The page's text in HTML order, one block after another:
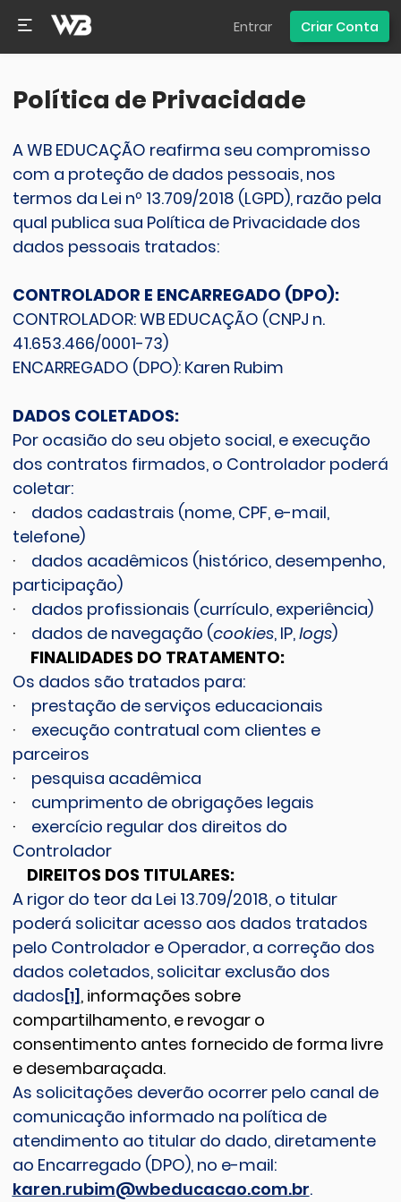
Entrar Criar Conta
Política de Privacidade
A WB EDUCAÇÃO reafirma seu compromisso
com a proteção de dados pessoais, nos
termos da Lei nº 13.709/2018 (LGPD), razão pela
qual publica sua Política de Privacidade dos
dados pessoais tratados:
CONTROLADOR E ENCARREGADO (DPO):
CONTROLADOR: WB EDUCAÇÃO (CNPJ n.
41.653.466/0001-73)
ENCARREGADO (DPO): Karen Rubim
DADOS COLETADOS:
Por ocasião do seu objeto social, e execução
dos contratos firmados, o Controlador poderá
coletar:
·
dados cadastrais (nome, CPF, e-mail,
telefone)
·
dados acadêmicos (histórico, desempenho,
participação)
·
dados profissionais (currículo, experiência)
·
dados de navegação (cookies, IP,logs)
FINALIDADES DO TRATAMENTO:
Os dados são tratados para:
·
prestação de serviços educacionais
·
execução contratual com clientes e
parceiros
·
pesquisa acadêmica
·
cumprimento de obrigações legais
·
exercício regular dos direitos do
Controlador
DIREITOS DOS TITULARES:
A rigor do teor da Lei 13.709/2018, o titular
poderá solicitar acesso aos dados tratados
pelo Controlador e Operador, a correção dos
dados coletados, solicitar exclusão dos
dados[1] , informações sobre
compartilhamento, e revogar o
consentimento antes fornecido de forma livre
e desembaraçada.
As solicitações deverão ocorrer pelo canal de
comunicação informado na política de
atendimento ao titular do dado, diretamente
ao Encarregado (DPO), no e-mail:
karen.rubim@wbeducacao.com.br.